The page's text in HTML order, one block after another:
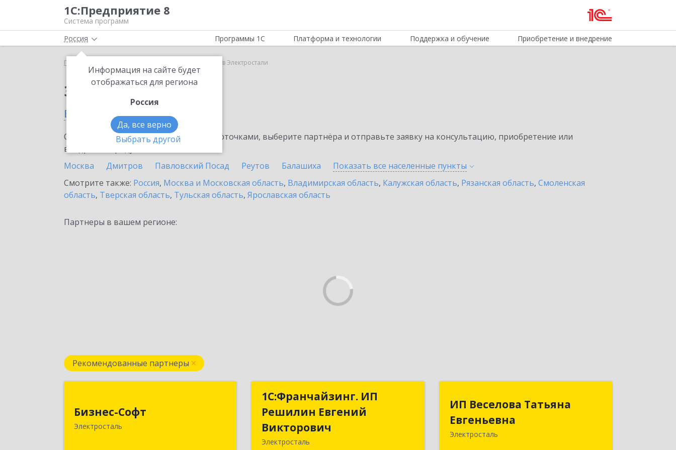
1С:Предприятие 8
Система программ
Россия
Информация на сайте будет
отображаться для региона
Россия
Да, все верно
Выбрать другой
Программы 1С Платформа и технологии Поддержка и обучение Приобретение и внедрение
Главная 1С:Лизинг в Электростали
Заказать 1С:Лизинг
в Электростали
Ознакомьтесь с информационными карточками, выберите партнёра и отправьте заявку на консультацию, приобретение или
внедрение продукта.
Москва
Дмитров Павловский Посад Реутов Балашиха Показать все населенные пункты
Смотрите также: Россия, Москва и Московская область, Владимирская область, Калужская область, Рязанская область, Смоленская
область, Тверская область, Тульская область, Ярославская область
Партнеры в вашем регионе:
Рекомендованные партнеры
Бизнес-Софт
Электросталь
144000, Московская обл,
Электросталь г, Карла Маркса ул, дом
1С:Франчайзинг. ИП
Решилин Евгений
Викторович
Электросталь
1С:Франчайзинг. ИП
Решилин Евгений
ИП Веселова Татьяна
Евгеньевна
Электросталь
Евгеньевна